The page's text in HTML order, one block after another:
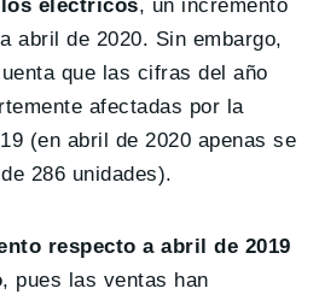
eléctricos, un incremento
abril de 2020. Sin embargo,
que las cifras del año
afectadas por la
(en abril de 2020 apenas se
286 unidades).
respecto a abril de 2019
, pues las ventas han